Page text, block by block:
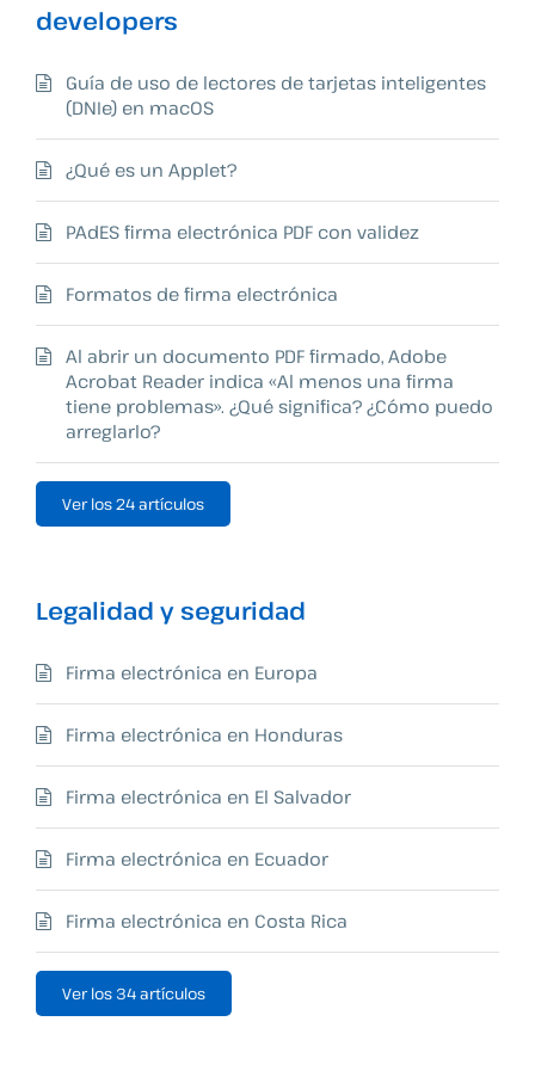
developers
Guía de uso de lectores de tarjetas inteligentes
(DNIe) en macOS
¿Qué es un Applet?
PAdES firma electrónica PDF con validez
Formatos de firma electrónica
Al abrir un documento PDF firmado, Adobe
Acrobat Reader indica «Al menos una firma
tiene problemas». ¿Qué significa? ¿Cómo puedo
arreglarlo?
Ver los 24 artículos
Legalidad y seguridad
Firma electrónica en Europa
Firma electrónica en Honduras
Firma electrónica en El Salvador
Firma electrónica en Ecuador
Firma electrónica en Costa Rica
Ver los 34 artículos